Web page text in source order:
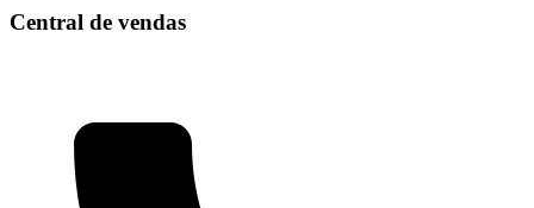
Central de vendas